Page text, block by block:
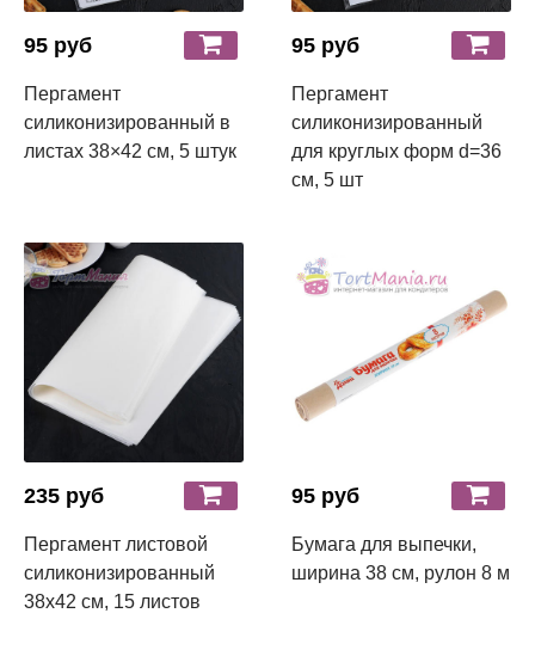
95 руб
Пергамент
силиконизированный в
листах 38×42 см, 5 штук
95 руб
Пергамент
силиконизированный
для круглых форм d=36
см, 5 шт
235 руб
Пергамент листовой
силиконизированный
38х42 см, 15 листов
95 руб
Бумага для выпечки,
ширина 38 см, рулон 8 м